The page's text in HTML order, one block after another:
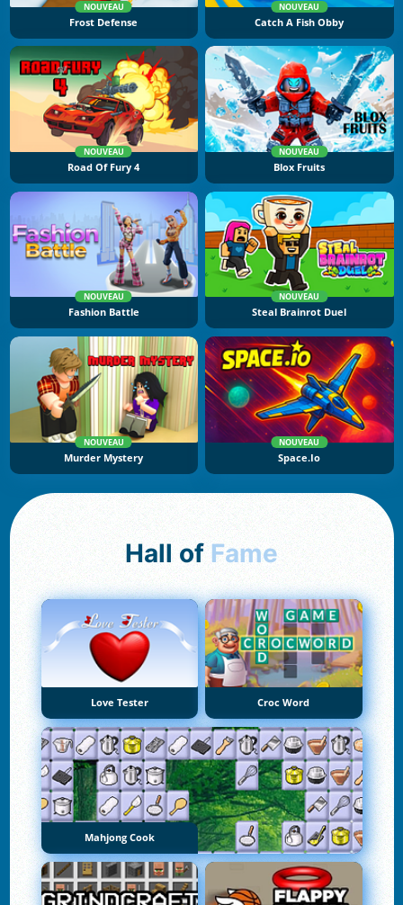
NOUVEAU
Frost Defense
NOUVEAU
Catch A Fish Obby
NOUVEAU
Road Of Fury 4
NOUVEAU
Blox Fruits
NOUVEAU
Fashion Battle
NOUVEAU
Steal Brainrot Duel
NOUVEAU
Murder Mystery
NOUVEAU
Space.io
Hall of Fame
Love Tester Croc Word
Mahjong Cook